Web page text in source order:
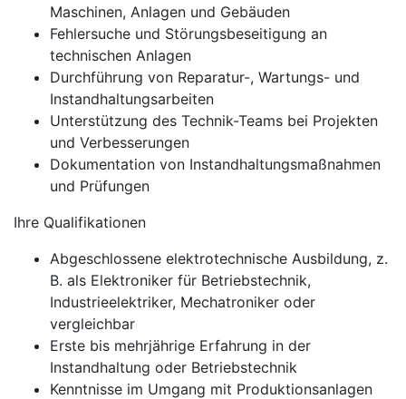
Maschinen, Anlagen und Gebäuden
Fehlersuche und Störungsbeseitigung an
technischen Anlagen
Durchführung von Reparatur-, Wartungs- und
Instandhaltungsarbeiten
Unterstützung des Technik-Teams bei Projekten
und Verbesserungen
Dokumentation von Instandhaltungsmaßnahmen
und Prüfungen
Ihre Qualifikationen
Abgeschlossene elektrotechnische Ausbildung, z.
B. als Elektroniker für Betriebstechnik,
Industrieelektriker, Mechatroniker oder
vergleichbar
Erste bis mehrjährige Erfahrung in der
Instandhaltung oder Betriebstechnik
Kenntnisse im Umgang mit Produktionsanlagen